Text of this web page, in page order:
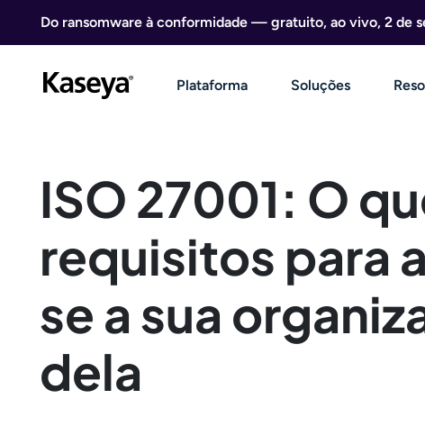
Do ransomware à conformidade — gratuito, ao vivo, 2 de
Plataforma Soluções
ISO 27001: O
requisitos para
se a sua
dela